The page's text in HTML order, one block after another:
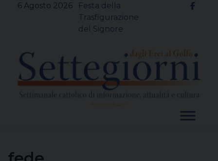
6 Agosto 2026
Festa della
Trasfigurazione
del Signore